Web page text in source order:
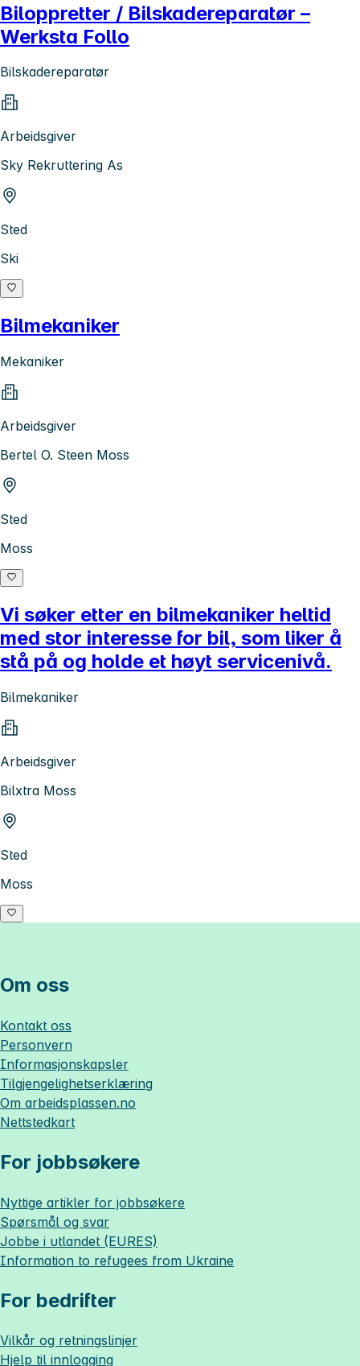
Biloppretter / Bilskadereparatør –
Werksta Follo
Bilskadereparatør
Arbeidsgiver
Sky Rekruttering As
Sted
Ski
Bilmekaniker
Mekaniker
Arbeidsgiver
Bertel O. Steen Moss
Sted
Moss
Vi søker etter en bilmekaniker heltid
med stor interesse for bil, som liker å
stå på og holde et høyt servicenivå.
Bilmekaniker
Arbeidsgiver
Bilxtra Moss
Sted
Moss
Om oss
Kontakt oss
Personvern
Informasjonskapsler
Tilgjengelighetserklæring
Om arbeidsplassen.no
Nettstedkart
For jobbsøkere
Nyttige artikler for jobbsøkere
Spørsmål og svar
Jobbe i utlandet (EURES)
Information to refugees from Ukraine
For bedrifter
Vilkår og retningslinjer
Hjelp til innlogging